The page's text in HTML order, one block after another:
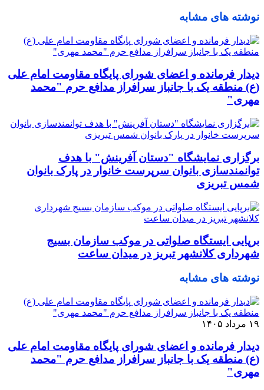
نوشته های مشابه
دیدار فرمانده و اعضای شورای پایگاه مقاومت امام علی
(ع) منطقه یک با جانباز سرافراز مدافع حرم "محمد
مهری"
برگزاری نمایشگاه "دستان آفرینش" با هدف
توانمندسازی بانوان سرپرست خانوار در پارک بانوان
شمس تبریزی
برپایی ایستگاه صلواتی در موکب سازمان بسیج
شهرداری کلانشهر تبریز در میدان ساعت
نوشته های مشابه
۱۹ مرداد ۱۴۰۵
دیدار فرمانده و اعضای شورای پایگاه مقاومت امام علی
(ع) منطقه یک با جانباز سرافراز مدافع حرم "محمد
مهری"